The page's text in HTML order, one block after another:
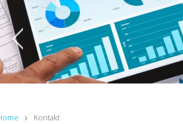
Obavljanje platnog prometa, finansijskih izvještaja, kalkulisanje cijena...
Kontakt